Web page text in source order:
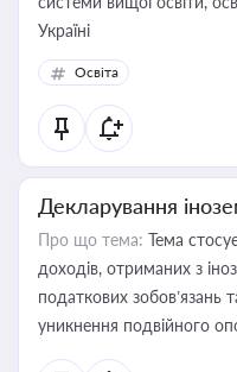
Україні
Освіта
Декларування
Про що тема: Тема
доходів, отриманих з
податкових зобов’язань
уникнення подвійного